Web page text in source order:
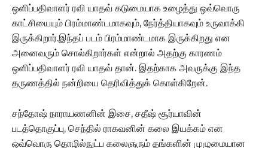
ஒளிப்பதிவாளர் ரவி யாதவ் கடுமையாக உழைத்து ஒவ்வொரு
காட்சியையும் பிரம்மாண்டமாகவும், நேர்த்தியாகவும் உருவாக்கி
இருக்கிறார்.இந்தப் படம் பிரம்மாண்டமாக இருக்கிறது என
அனைவரும் சொல்கிறார்கள் என்றால் அதற்கு காரணம்
ஒளிப்பதிவாளர் ரவி யாதவ் தான். இதற்காக அவருக்கு இந்த
தருணத்தில் நன்றியை தெரிவித்துக் கொள்கிறேன்.
சந்தோஷ் நாராயணனின் இசை, சதீஷ் சூர்யாவின்
படத்தொகுப்பு, செந்தில் ராகவனின் கலை இயக்கம் என
ஒவ்வொரு தொழில்நுட்ப கலைஞரும் தங்களின் முழுமையான